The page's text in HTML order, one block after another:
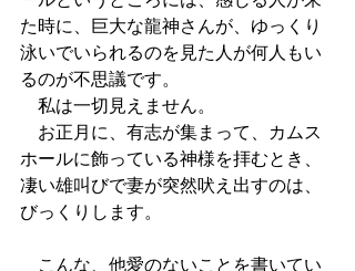
た時に、巨大な龍神さんが、ゆっくり
泳いでいられるのを見た人が何人もい
るのが不思議です。
私は一切見えません。
お正月に、有志が集まって、カムス
ホールに飾っている神様を拝むとき、
凄い雄叫びで妻が突然吠え出すのは、
びっくりします。
こんな、他愛のないことを書いてい